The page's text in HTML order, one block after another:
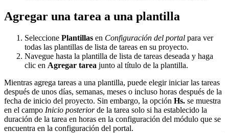
Agregar una tarea a una plantilla
Seleccione Plantillas en Configuración del portal para ver
todas las plantillas de lista de tareas en su proyecto.
Navegue hasta la plantilla de lista de tareas deseada y haga
clic en Agregar tarea junto al título de la plantilla.
Mientras agrega tareas a una plantilla, puede elegir iniciar las tareas
después de unos días, semanas, meses o incluso horas después de la
fecha de inicio del proyecto. Sin embargo, la opción Hs. se muestra
en el campo Inicio posteriorde la tarea solo si ha establecido la
duración de la tarea en horas en la configuración del módulo que se
encuentra en la configuración del portal.